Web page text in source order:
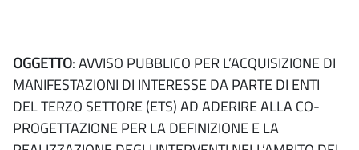
OGGETTO: AVVISO PUBBLICO PER L’ACQUISIZIONE DI
MANIFESTAZIONI DI INTERESSE DA PARTE DI ENTI
DEL TERZO SETTORE (ETS) AD ADERIRE ALLA CO-
PROGETTAZIONE PER LA DEFINIZIONE E LA